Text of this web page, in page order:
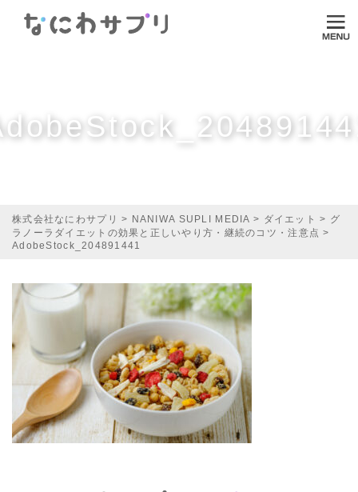
TODOKU
Shopping
ご利用ガイド
オンラインダイエット
株式会社なにわサプリ > NANIWA SUPLI MEDIA > ダイエット > グ
ラノーラダイエットの効果と正しいやり方・継続のコツ・注意点 >
AdobeStock_204891441